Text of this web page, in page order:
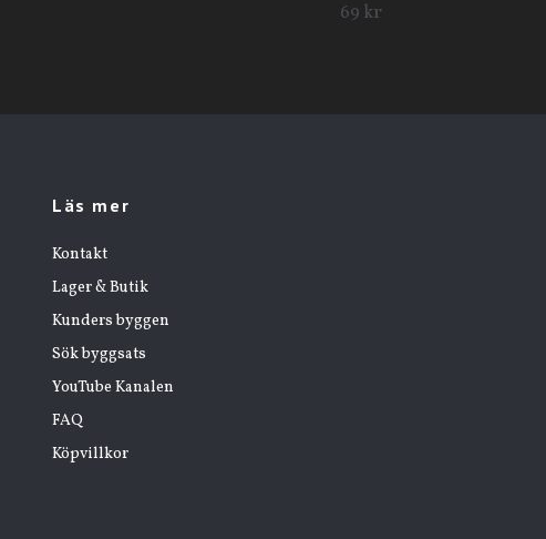
69 kr
Läs mer
Kontakt
Lager & Butik
Kunders byggen
Sök byggsats
YouTube Kanalen
FAQ
Köpvillkor